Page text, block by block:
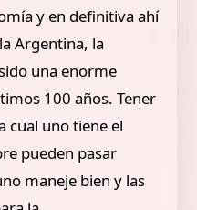
y en definitiva ahí
Argentina, la
una enorme
100 años. Tener
cual uno tiene el
pueden pasar
maneje bien y las